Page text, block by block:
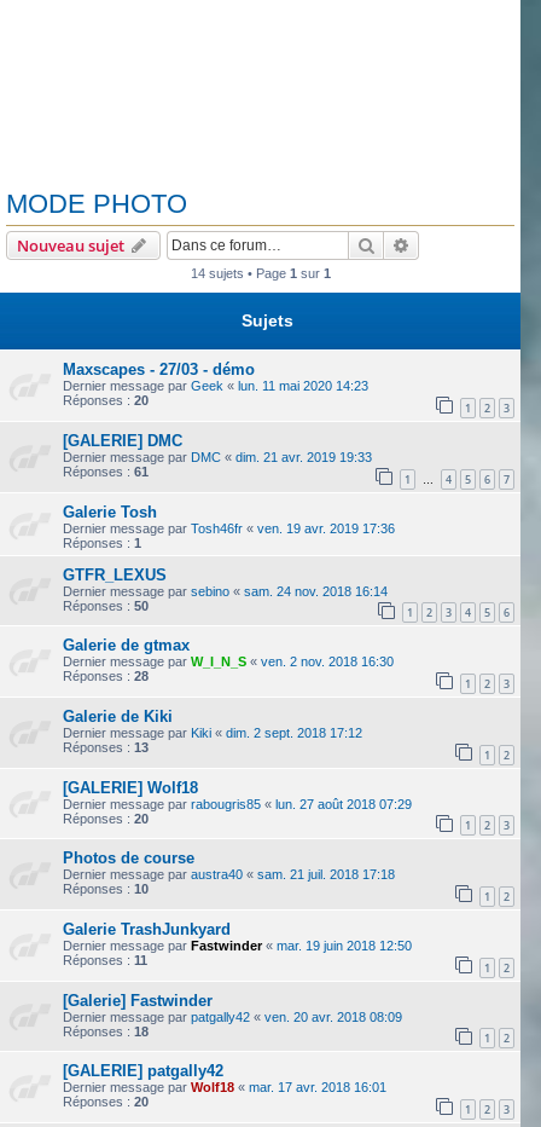
MODE PHOTO
Nouveau sujet Rechercher
14 sujets • Page 1 sur 1
Sujets
Maxscapes - 27/03 - démo
Dernier message par Geek « lun. 11 mai 2020 14:23
Réponses : 20 1 2 3
[GALERIE] DMC
Dernier message par DMC « dim. 21 avr. 2019 19:33
Réponses : 61 1 … 4 5 6 7
Galerie Tosh
Dernier message par Tosh46fr « ven. 19 avr. 2019 17:36
Réponses : 1
GTFR_LEXUS
Dernier message par sebino « sam. 24 nov. 2018 16:14
Réponses : 50 1 2 3 4 5 6
Galerie de gtmax
Dernier message par W_I_N_S « ven. 2 nov. 2018 16:30
Réponses : 28 1 2 3
Galerie de Kiki
Dernier message par Kiki « dim. 2 sept. 2018 17:12
Réponses : 13 1 2
[GALERIE] Wolf18
Dernier message par rabougris85 « lun. 27 août 2018 07:29
Réponses : 20 1 2 3
Photos de course
Dernier message par austra40 « sam. 21 juil. 2018 17:18
Réponses : 10 1 2
Galerie TrashJunkyard
Dernier message par Fastwinder« mar. 19 juin 2018 12:50
Réponses : 11 1 2
[Galerie] Fastwinder
Dernier message par patgally42 « ven. 20 avr. 2018 08:09
Réponses : 18 1 2
[GALERIE] patgally42
Dernier message par Wolf18 « mar. 17 avr. 2018 16:01
Réponses : 20 1 2 3